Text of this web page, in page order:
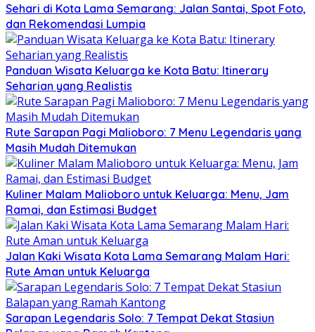
Sehari di Kota Lama Semarang: Jalan Santai, Spot Foto,
dan Rekomendasi Lumpia
Panduan Wisata Keluarga ke Kota Batu: Itinerary
Seharian yang Realistis
Rute Sarapan Pagi Malioboro: 7 Menu Legendaris yang
Masih Mudah Ditemukan
Kuliner Malam Malioboro untuk Keluarga: Menu, Jam
Ramai, dan Estimasi Budget
Jalan Kaki Wisata Kota Lama Semarang Malam Hari:
Rute Aman untuk Keluarga
Sarapan Legendaris Solo: 7 Tempat Dekat Stasiun